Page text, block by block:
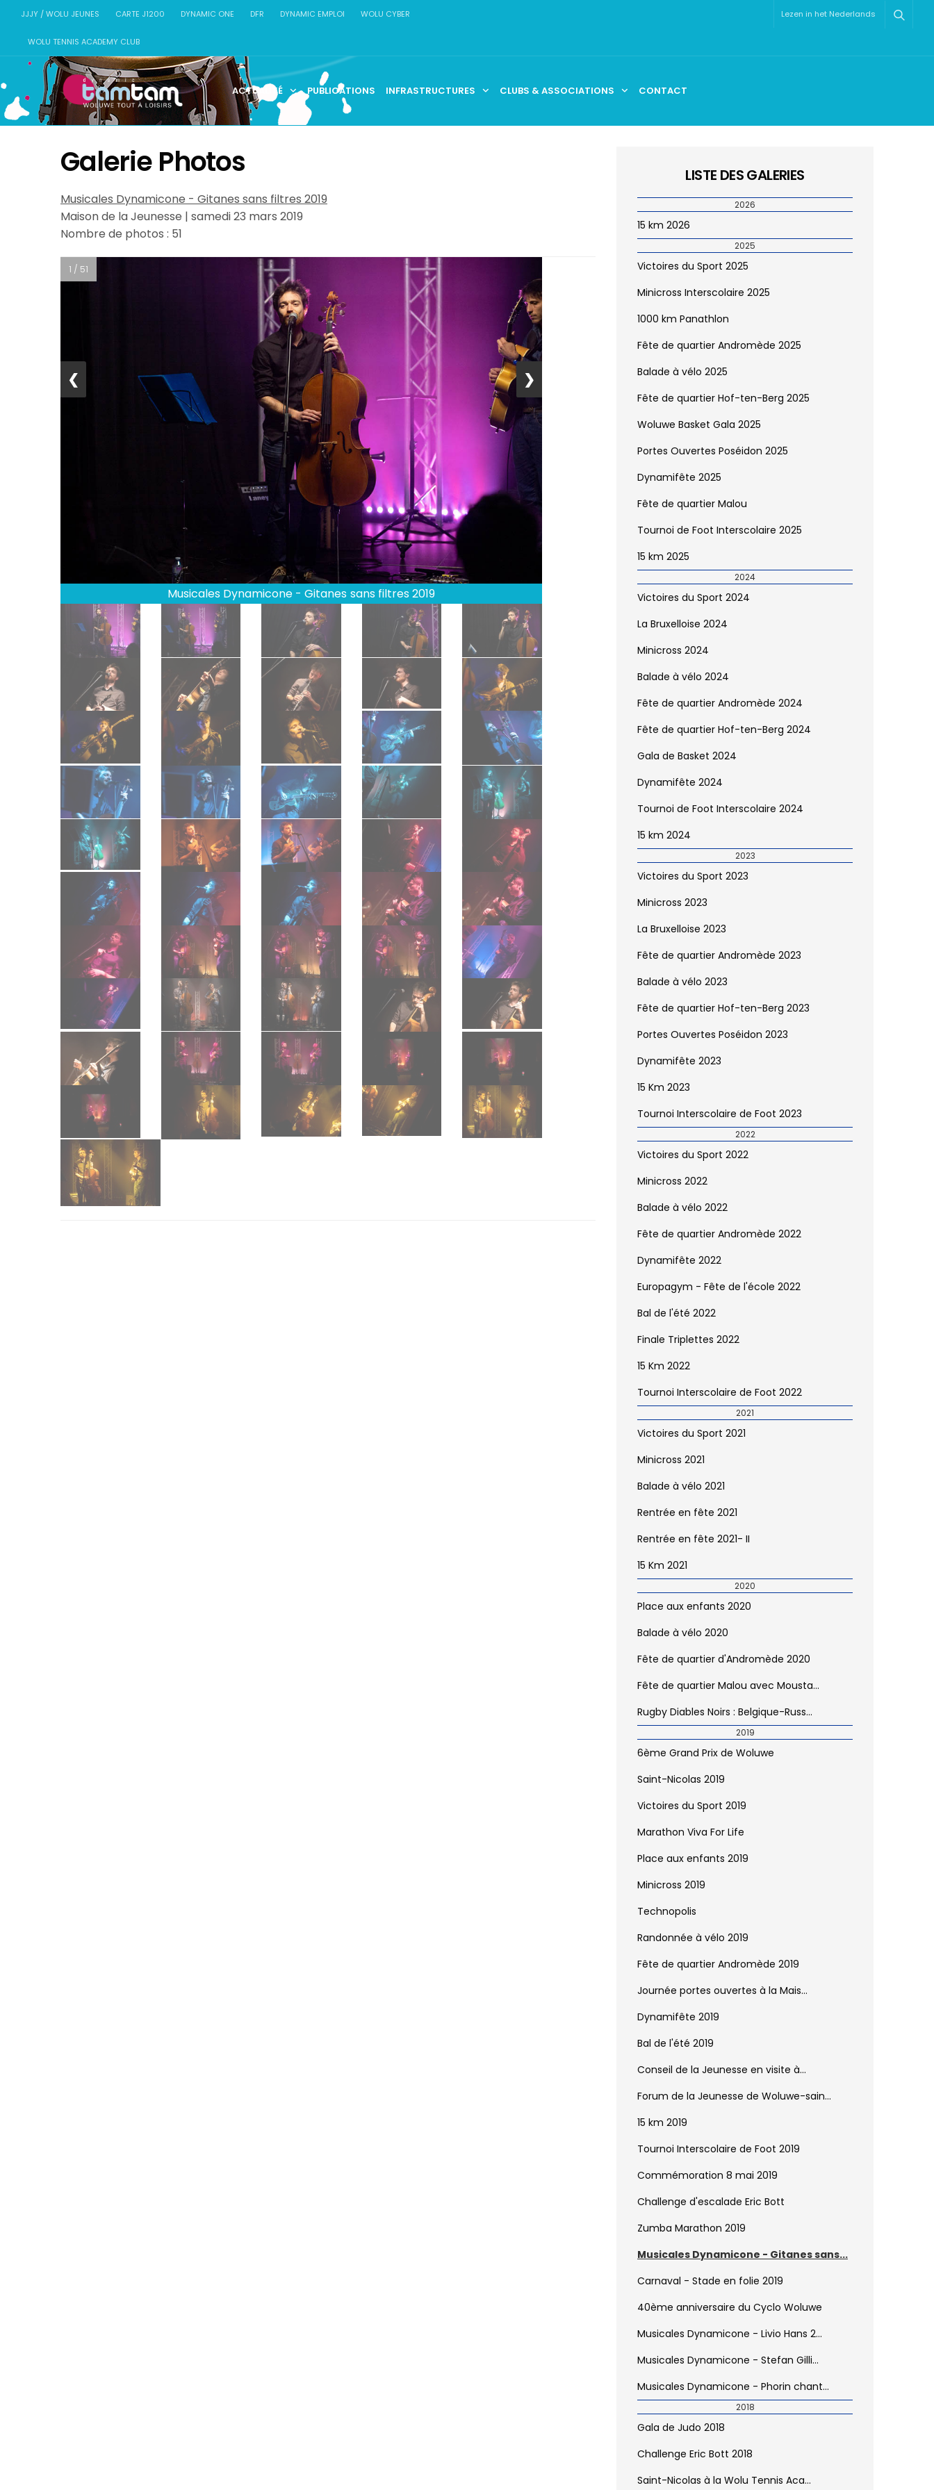
JJJY / WOLU JEUNES CARTE J1200 DYNAMIC ONE DFR DYNAMIC EMPLOI WOLU CYBER
WOLU TENNIS ACADEMY CLUB
Lezen in het Nederlands
ACTUALITÉ PUBLICATIONS INFRASTRUCTURES CLUBS & ASSOCIATIONS CONTACT
Galerie Photos
Musicales Dynamicone - Gitanes sans filtres 2019
Maison de la Jeunesse | samedi 23 mars 2019
Nombre de photos : 51
1 / 51
❮ ❯
Musicales Dynamicone - Gitanes sans filtres 2019
LISTE DES GALERIES
2026
15 km 2026
2025
Victoires du Sport 2025
Minicross Interscolaire 2025
1000 km Panathlon
Fête de quartier Andromède 2025
Balade à vélo 2025
Fête de quartier Hof-ten-Berg 2025
Woluwe Basket Gala 2025
Portes Ouvertes Poséidon 2025
Dynamifête 2025
Fête de quartier Malou
Tournoi de Foot Interscolaire 2025
15 km 2025
2024
Victoires du Sport 2024
La Bruxelloise 2024
Minicross 2024
Balade à vélo 2024
Fête de quartier Andromède 2024
Fête de quartier Hof-ten-Berg 2024
Gala de Basket 2024
Dynamifête 2024
Tournoi de Foot Interscolaire 2024
15 km 2024
2023
Victoires du Sport 2023
Minicross 2023
La Bruxelloise 2023
Fête de quartier Andromède 2023
Balade à vélo 2023
Fête de quartier Hof-ten-Berg 2023
Portes Ouvertes Poséidon 2023
Dynamifête 2023
15 Km 2023
Tournoi Interscolaire de Foot 2023
2022
Victoires du Sport 2022
Minicross 2022
Balade à vélo 2022
Fête de quartier Andromède 2022
Dynamifête 2022
Europagym - Fête de l'école 2022
Bal de l'été 2022
Finale Triplettes 2022
15 Km 2022
Tournoi Interscolaire de Foot 2022
2021
Victoires du Sport 2021
Minicross 2021
Balade à vélo 2021
Rentrée en fête 2021
Rentrée en fête 2021- II
15 Km 2021
2020
Place aux enfants 2020
Balade à vélo 2020
Fête de quartier d'Andromède 2020
Fête de quartier Malou avec Mousta...
Rugby Diables Noirs : Belgique-Russ...
2019
6ème Grand Prix de Woluwe
Saint-Nicolas 2019
Victoires du Sport 2019
Marathon Viva For Life
Place aux enfants 2019
Minicross 2019
Technopolis
Randonnée à vélo 2019
Fête de quartier Andromède 2019
Journée portes ouvertes à la Mais...
Dynamifête 2019
Bal de l'été 2019
Conseil de la Jeunesse en visite à...
Forum de la Jeunesse de Woluwe-sain...
15 km 2019
Tournoi Interscolaire de Foot 2019
Commémoration 8 mai 2019
Challenge d'escalade Eric Bott
Zumba Marathon 2019
Musicales Dynamicone - Gitanes sans...
Carnaval - Stade en folie 2019
40ème anniversaire du Cyclo Woluwe
Musicales Dynamicone - Livio Hans 2...
Musicales Dynamicone - Stefan Gilli...
Musicales Dynamicone - Phorin chant...
2018
Gala de Judo 2018
Challenge Eric Bott 2018
Saint-Nicolas à la Wolu Tennis Aca...